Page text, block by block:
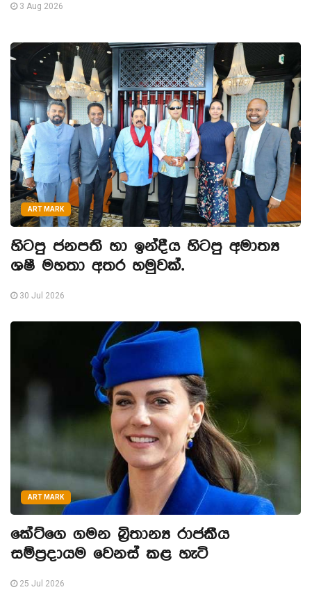
3 Aug 2026
ART MARK
හිටපු ජනපති හා ඉන්දීය හිටපු අමාත්‍ය
ශෂී මහතා අතර හමුවක්.
30 Jul 2026
ART MARK
කේට්ගෙ ගමන බ්‍රිතාන්‍ය රාජකීය
සම්ප්‍රදායම වෙනස් කළ හැටි
25 Jul 2026